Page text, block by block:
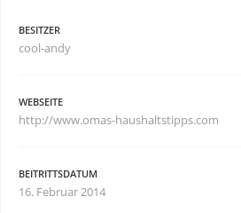
BESITZER
cool-andy
WEBSEITE
http://www.omas-haushaltstipps.com
BEITRITTSDATUM
16. Februar 2014